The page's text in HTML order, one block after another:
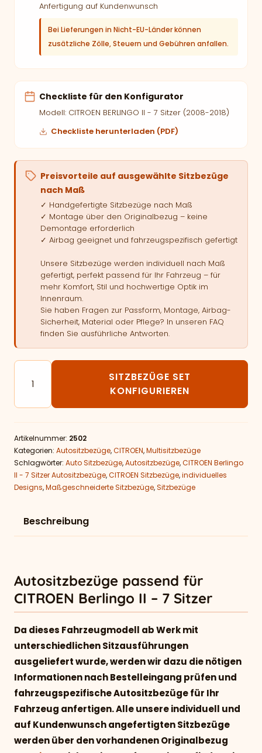
Anfertigung auf Kundenwunsch
Bei Lieferungen in Nicht-EU-Länder können
zusätzliche Zölle, Steuern und Gebühren anfallen.
Checkliste für den Konfigurator
Modell: CITROEN BERLINGO II - 7 Sitzer (2008-2018)
Checkliste herunterladen (PDF)
Preisvorteile auf ausgewählte Sitzbezüge
nach Maß
✓ Handgefertigte Sitzbezüge nach Maß
✓ Montage über den Originalbezug – keine
Demontage erforderlich
✓ Airbag geeignet und fahrzeugspezifisch gefertigt
Unsere Sitzbezüge werden individuell nach Maß
gefertigt, perfekt passend für Ihr Fahrzeug – für
mehr Komfort, Stil und hochwertige Optik im
Innenraum.
Sie haben Fragen zur Passform, Montage, Airbag-
Sicherheit, Material oder Pflege? In unseren FAQ
finden Sie ausführliche Antworten.
Autositzbezüge passend für CITROEN Berlingo II - 7
SITZBEZÜGE SET
KONFIGURIEREN
Artikelnummer: 2502
Kategorien: Autositzbezüge,CITROEN,Multisitzbezüge
Schlagwörter: Auto Sitzbezüge,Autositzbezüge,CITROEN Berlingo
II - 7 Sitzer Autositzbezüge,CITROEN Sitzbezüge,individuelles
Designs,Maßgeschneiderte Sitzbezüge,Sitzbezüge
Beschreibung
Autositzbezüge passend für
CITROEN Berlingo II – 7 Sitzer
Da dieses Fahrzeugmodell ab Werk mit
unterschiedlichen Sitzausführungen
ausgeliefert wurde, werden wir dazu die nötigen
Informationen nach Bestelleingang prüfen und
fahrzeugspezifische Autositzbezüge für Ihr
Fahrzeug anfertigen. Alle unsere individuell und
auf Kundenwunsch angefertigten Sitzbezüge
werden über den vorhandenen Originalbezug